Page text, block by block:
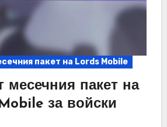
пакет на Lords Mobile
месечния пакет на
за войски